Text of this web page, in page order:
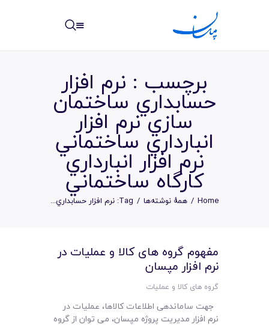
برچسب : نرم افزار
حسابداري ساختمان
سازي نرم افزار
انبارداري ساختماني
نرم افزار انبارداري
کارگاه ساختماني
Home همهٔ نوشته‌ها Tag: نرم افزار حسابداري...
خانه
نوشته ها
مرکز آموزش
سیستم ها
لیست قیمت محصولات
مفهوم گروه های کالا و عملیات در
نرم افزار مپسان
گروه های کالا و عملیات
جهت ساماندهی اطلاعات کالاها، عملیات در
نرم افزار مدیریت پروژه مپسان، می توان از گروه